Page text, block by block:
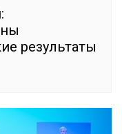
результаты